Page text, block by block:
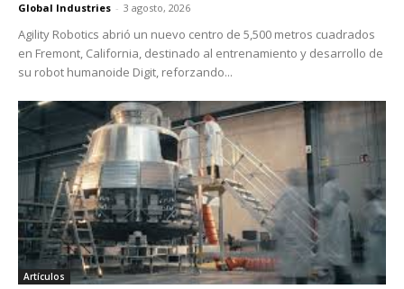
Global Industries - 3 agosto, 2026
Agility Robotics abrió un nuevo centro de 5,500 metros cuadrados
en Fremont, California, destinado al entrenamiento y desarrollo de
su robot humanoide Digit, reforzando...
Artículos